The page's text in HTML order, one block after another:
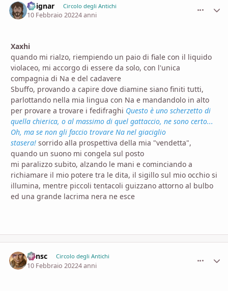
Voignar Circolo degli Antichi
10 Febbraio 20224 anni
Xaxhi
quando mi rialzo, riempiendo un paio di fiale con il liquido
violaceo, mi accorgo di essere da solo, con l'unica
compagnia di Na e del cadavere
Sbuffo, provando a capire dove diamine siano finiti tutti,
parlottando nella mia lingua con Na e mandandolo in alto
per provare a trovare i fedifraghi Questo è uno scherzetto di
quella chierica, o al massimo di quel gattaccio, ne sono certo...
Oh, ma se non gli faccio trovare Na nel giaciglio
stasera! sorrido alla prospettiva della mia "vendetta",
quando un suono mi congela sul posto
mi paralizzo subito, alzando le mani e cominciando a
richiamare il mio potere tra le dita, il sigillo sul mio occhio si
illumina, mentre piccoli tentacoli guizzano attorno al bulbo
ed una grande lacrima nera ne esce
Minsc Circolo degli Antichi
10 Febbraio 20224 anni